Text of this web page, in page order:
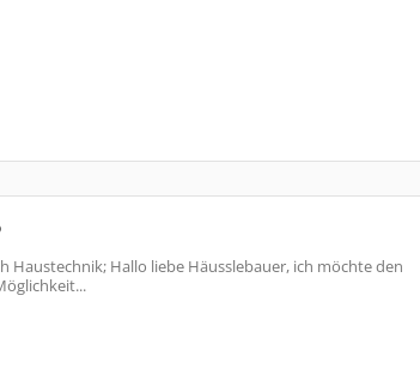
Haustechnik; Hallo liebe Häusslebauer, ich möchte den